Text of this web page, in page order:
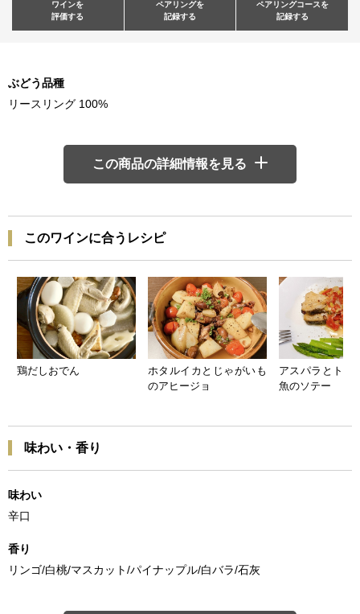
ワインを
評価する
ペアリングを
記録する
ペアリングコースを
記録する
ぶどう品種
リースリング 100%
この商品の詳細情報を見る
このワインに合うレシピ
鶏だしおでん
ホタルイカとじゃがいも
のアヒージョ
アスパラとトマ
魚のソテー
味わい・香り
味わい
辛口
香り
リンゴ/白桃/マスカット/パイナップル/白バラ/石灰